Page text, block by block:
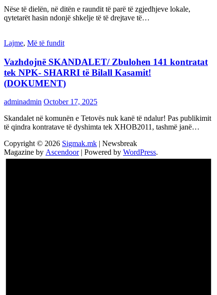
Nëse të dielën, në ditën e raundit të parë të zgjedhjeve lokale,
qytetarët hasin ndonjë shkelje të të drejtave të…
Lajme, Më të fundit
Vazhdojnē SKANDALET/ Zbulohen 141 kontratat
tek NPK- SHARRI të Bilall Kasamit!
(DOKUMENT)
adminadmin October 17, 2025
Skandalet në komunën e Tetovës nuk kanë të ndalur! Pas publikimit
të qindra kontratave të dyshimta tek XHOB2011, tashmë janë…
Copyright © 2026 Sigmak.mk | Newsbreak
Magazine by Ascendoor| Powered by WordPress.